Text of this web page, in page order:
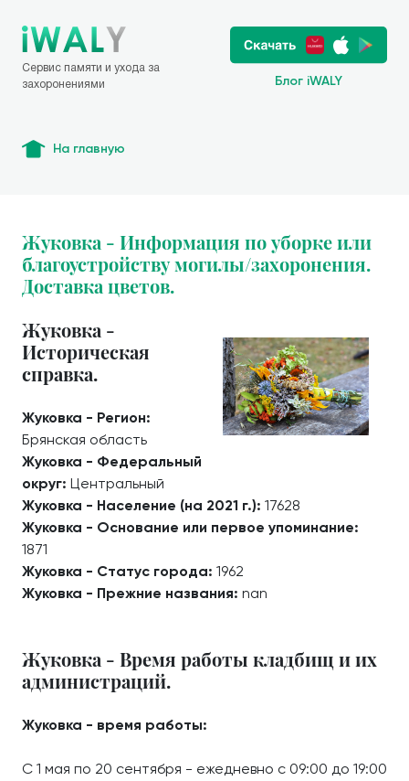
Сервис памяти и ухода за
захоронениями
Блог iWALY
На главную
Жуковка - Информация по уборке или
благоустройству могилы/захоронения.
Доставка цветов.
Жуковка -
Историческая
справка.
Жуковка - Регион:
Брянская область
Жуковка - Федеральный
округ: Центральный
Жуковка - Население (на 2021 г.): 17628
Жуковка - Основание или первое упоминание:
1871
Жуковка - Статус города: 1962
Жуковка - Прежние названия: nan
Жуковка - Время работы кладбищ и их
администраций.
Жуковка - время работы:
С 1 мая по 20 сентября - ежедневно с 09:00 до 19:00